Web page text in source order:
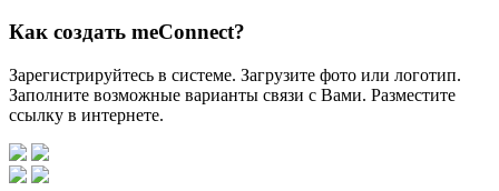
Как создать meConnect?
Зарегистрируйтесь в системе. Загрузите фото или логотип.
Заполните возможные варианты связи с Вами. Разместите
ссылку в интернете.